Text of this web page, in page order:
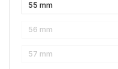
Web
Lacoste
Kenzo
55 mm
56 mm
57 mm